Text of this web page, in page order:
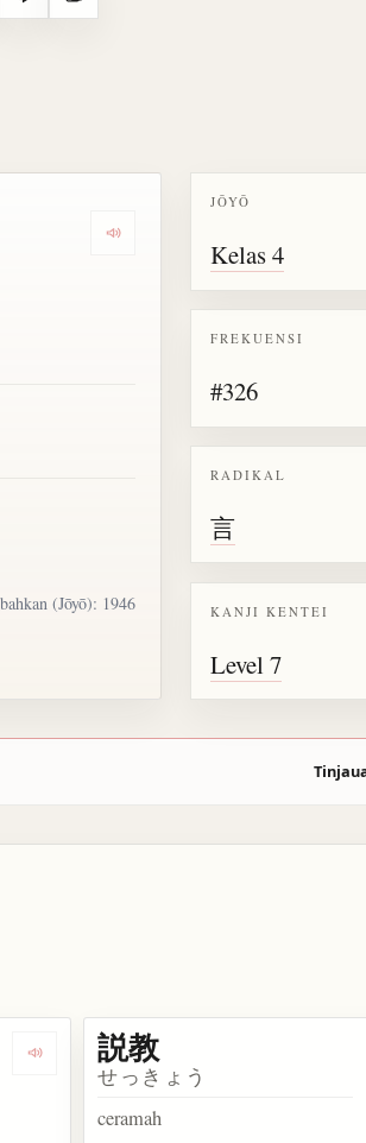
Line Salin
Dengarkan semua bacaan untuk
(Jōyō): 1946
JŌYŌ
Kelas 4
FREKUENSI
#326
RADIKAL
言
KANJI KENTEI
Level 7
Dengarkan kosakata 説得
説教
せっきょう
ceramah